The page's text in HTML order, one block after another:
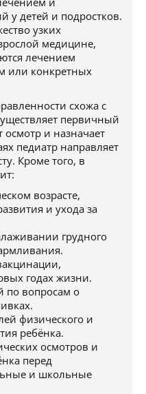
у детей и подростков.
узких
медицине,
лечением
или конкретных
схожа с
первичный
и назначает
педиатр направляет
Кроме того, в
возрасте,
и ухода за
грудного
годах жизни.
по вопросам о
физического и
ребёнка.
осмотров и
перед
и школьные